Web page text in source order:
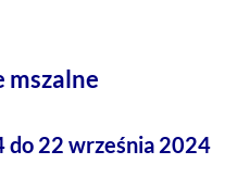
mszalne
do 22 września 2024